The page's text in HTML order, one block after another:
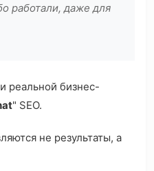
работали, даже для
реальной бизнес-
" SEO.
не результаты, а